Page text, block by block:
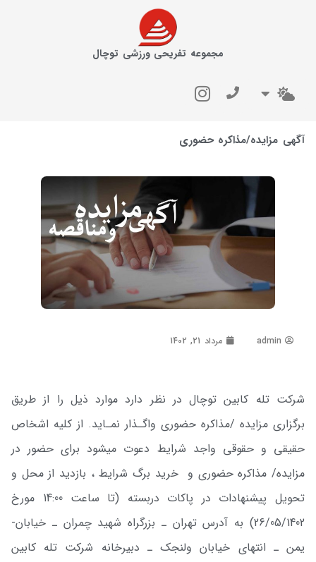
مجموعه تفریحی ورزشی توچال
آگهی مزایده/مذاکره حضوری
admin مرداد 21, 1402
شرکت تله­ کابین توچال در نظر دارد موارد ذیل را از طریق
برگزاری مزایده /مذاکره حضوری واگـذار نمـاید. از کلیه اشخاص
حقیقی و حقوقی واجد شرایط دعوت می­شود برای حضور در
مزایده/ مذاکره حضوری و خرید برگ شرایط ، بازدید از محل و
تحویل پیشنهادات در پاکات دربسته (تا ساعت 14:00 مورخ
26/05/1402) به آدرس تهران ـ بزرگراه شهید چمران ـ خیابان­
یمن ـ انتهای خیابان ولنجک ـ دبیرخانه شرکت تله­ کابین